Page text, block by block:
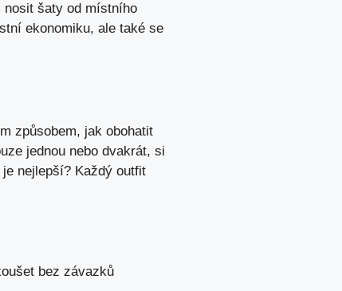
nosit šaty od místního
ekonomiku, ale také se
způsobem, jak obohatit
jednou nebo dvakrát, si
nejlepší? Každý outfit
bez závazků